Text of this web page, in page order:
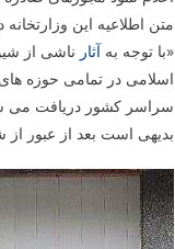
متن اطلاعیه این
«با توجه بهآثار ناشی از
اسلامی در تمامی حوزه
سراسر کشور دریافت می شود و تاریخ اعتبار آنها تا آخر
بدیهی است بعد از عبور از